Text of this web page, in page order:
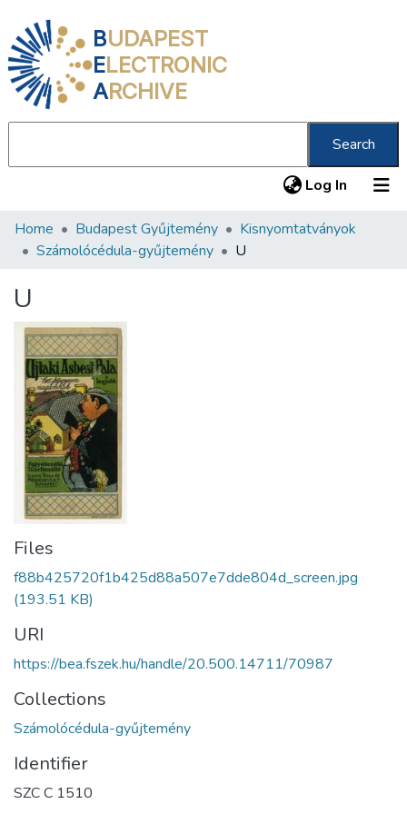
BUDAPEST
ELECTRONIC
ARCHIVE
Search
Log In (current)
Communities & Collections
Statistics
About us
Home Budapest Gyűjtemény
Kisnyomtatványok
Számolócédula-gyűjtemény
U
U
Files
f88b425720f1b425d88a507e7dde804d_screen.jpg
(193.51 KB)
URI
https://bea.fszek.hu/handle/20.500.14711/70987
Collections
Számolócédula-gyűjtemény
Identifier
SZC C 1510